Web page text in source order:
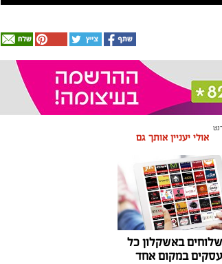
אולי יעניין אותך גם
באשקלון כל
במקום אחד